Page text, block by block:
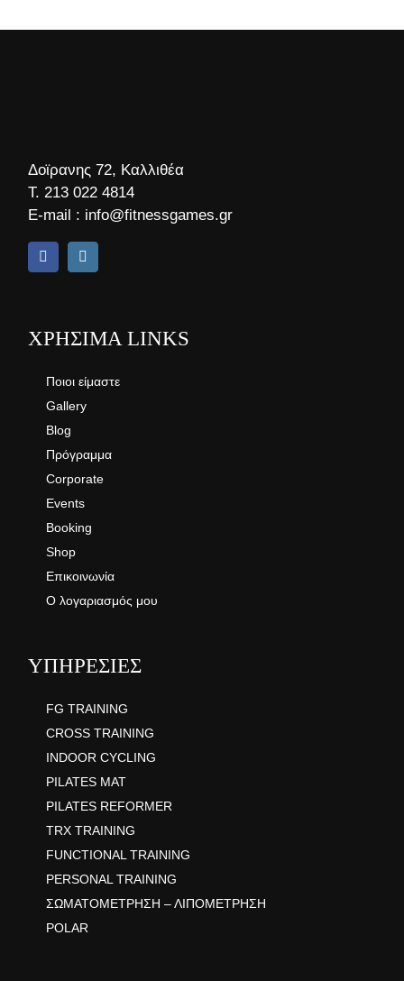
Δοϊρανης 72, Καλλιθέα
Τ. 213 022 4814
E-mail : info@fitnessgames.gr
ΧΡΗΣΙΜΑ LINKS
Ποιοι είμαστε
Gallery
Blog
Πρόγραμμα
Corporate
Events
Booking
Shop
Επικοινωνία
Ο λογαριασμός μου
ΥΠΗΡΕΣΙΕΣ
FG TRAINING
CROSS TRAINING
INDOOR CYCLING
PILATES MAT
PILATES REFORMER
TRX TRAINING
FUNCTIONAL TRAINING
PERSONAL TRAINING
ΣΩΜΑΤΟΜΕΤΡΗΣΗ – ΛΙΠΟΜΕΤΡΗΣΗ
POLAR